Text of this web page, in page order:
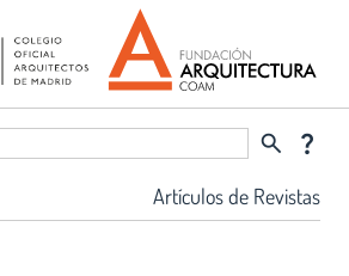
search question_mark
Artículos de Revistas